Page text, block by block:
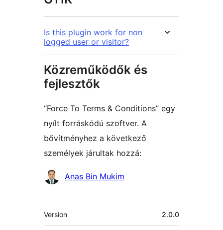
Is this plugin work for non
logged user or visitor?
Közreműködők és
fejlesztők
“Force To Terms & Conditions” egy
nyílt forráskódú szoftver. A
bővítményhez a következő
személyek járultak hozzá:
Közreműködők
Anas Bin Mukim
Meta
Version 2.0.0